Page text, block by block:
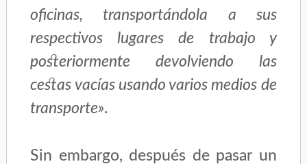
oficinas, transportándola a sus
respectivos lugares de trabajo y
posteriormente devolviendo las
cestas vacías usando varios medios de
transporte».
Sin embargo, después de pasar un